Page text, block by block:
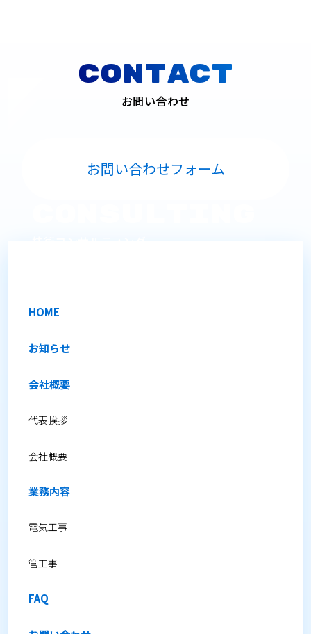
CONTACT
お問い合わせ
お問い合わせフォーム
HOME
お知らせ
会社概要
代表挨拶
会社概要
業務内容
電気工事
管工事
FAQ